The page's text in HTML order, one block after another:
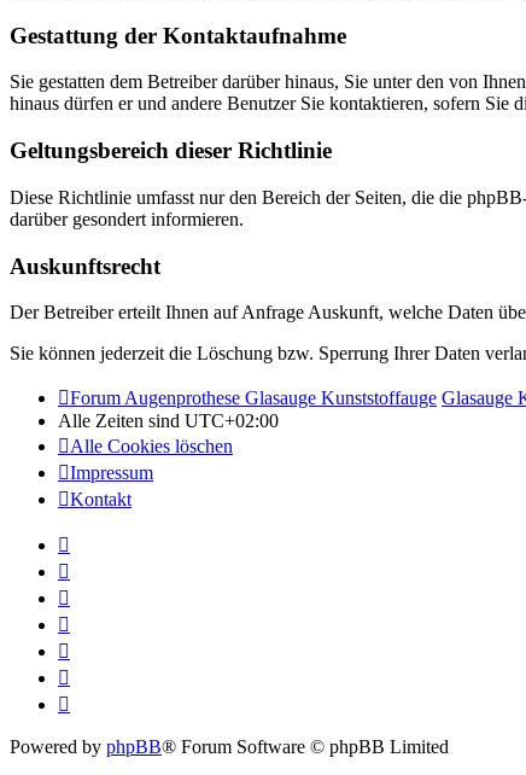
Gestattung der Kontaktaufnahme
Sie gestatten dem Betreiber darüber hinaus, Sie unter den von
hinaus dürfen er und andere Benutzer Sie kontaktieren, sofern Sie
Geltungsbereich dieser Richtlinie
Diese Richtlinie umfasst nur den Bereich der Seiten, die die
darüber gesondert informieren.
Auskunftsrecht
Der Betreiber erteilt Ihnen auf Anfrage Auskunft, welche Daten
Sie können jederzeit die Löschung bzw. Sperrung Ihrer Daten
Forum Augenprothese Glasauge Kunststoffauge Glasauge
Alle Zeiten sind UTC+02:00
Alle Cookies löschen
Impressum
Kontakt
Powered by phpBB® Forum Software © phpBB Limited